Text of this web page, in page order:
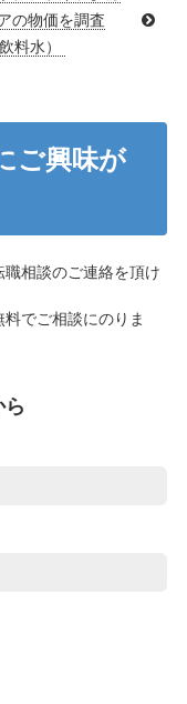
の物価を調査
料水）
ご興味が
相談のご連絡を頂け
でご相談にのりま